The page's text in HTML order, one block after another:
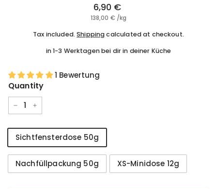
Regular
price
6,90 €
€
138,00 € 138,00
/kg
Tax included.Shippingcalculated at checkout.
in 1-3 Werktagen bei dir in deiner Küche
1 Bewertung
Quantity
− +
Größe
Sichtfensterdose 50g
Nachfüllpackung 50g XS-Minidose 12g